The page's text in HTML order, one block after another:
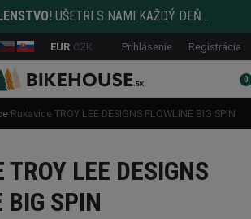
UŠETRI S NAMI KAŽDÝ DEŇ...
EUR CZK Prihlásenie Registrácia
0
Rukavice TROY LEE DESIGNS FLOWLINE BIG SPIN
TROY LEE DESIGNS
BIG SPIN